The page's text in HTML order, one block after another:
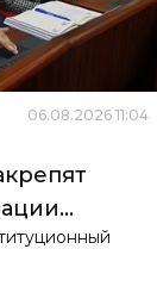
06.08. 2026 11:04